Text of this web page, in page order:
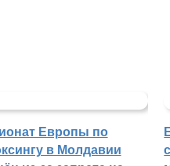
Европы по
в Молдавии